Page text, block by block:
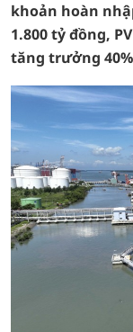
khoản hoàn
1.800 tỷ đồng,
tăng trưởng